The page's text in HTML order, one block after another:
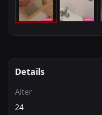
Details
Alter
24